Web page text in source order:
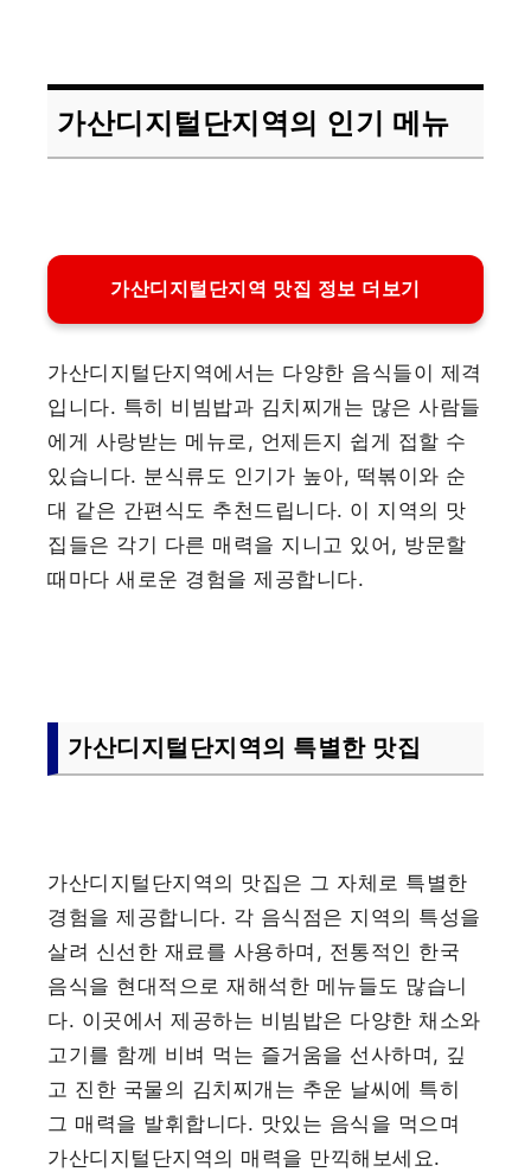
가산디지털단지역의 인기 메뉴
가산디지털단지역 맛집 정보 더보기
가산디지털단지역에서는 다양한 음식들이 제격
입니다. 특히 비빔밥과 김치찌개는 많은 사람들
에게 사랑받는 메뉴로, 언제든지 쉽게 접할 수
있습니다. 분식류도 인기가 높아, 떡볶이와 순
대 같은 간편식도 추천드립니다. 이 지역의 맛
집들은 각기 다른 매력을 지니고 있어, 방문할
때마다 새로운 경험을 제공합니다.
가산디지털단지역의 특별한 맛집
가산디지털단지역의 맛집은 그 자체로 특별한
경험을 제공합니다. 각 음식점은 지역의 특성을
살려 신선한 재료를 사용하며, 전통적인 한국
음식을 현대적으로 재해석한 메뉴들도 많습니
다. 이곳에서 제공하는 비빔밥은 다양한 채소와
고기를 함께 비벼 먹는 즐거움을 선사하며, 깊
고 진한 국물의 김치찌개는 추운 날씨에 특히
그 매력을 발휘합니다. 맛있는 음식을 먹으며
가산디지털단지역의 매력을 만끽해보세요.